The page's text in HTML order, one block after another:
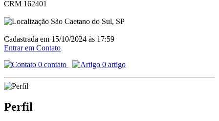
CRM 162401
São Caetano do Sul, SP
Cadastrada em 15/10/2024 às 17:59
Entrar em Contato
0 contato
0 artigo
Perfil